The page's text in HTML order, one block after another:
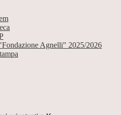
Agnelli" 2025/2026